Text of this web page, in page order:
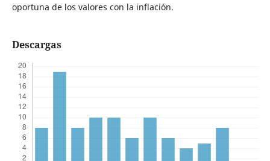
oportuna de los valores con la inflación.
Descargas